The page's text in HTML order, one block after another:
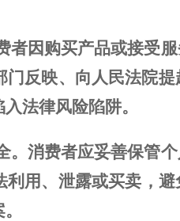
者因购买产品或接受
反映、向人民法院
入法律风险陷阱。
。 消费者应妥善保管
利用、泄露或买卖 ，